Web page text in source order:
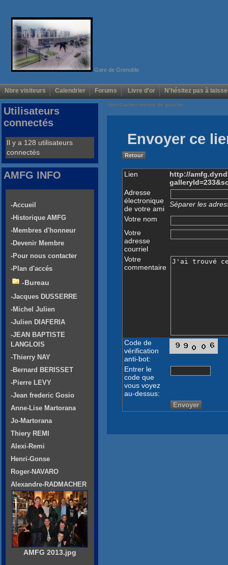
Gare de Grenoble
Nbre visiteurs Calendrier Forums Livre d'or N'hésitez pas à
Voir/Cacher menus de gauche
Envoyer ce
Retour
Lien
http://
Adresse
électronique
de votre ami
Séparer les
Votre nom
Votre
adresse
courriel
Votre
commentaire
Code de
vérification
anti-bot:
Entrer le
code que
vous voyez
au-dessus:
Utilisateurs
connectés
Il y a 128 utilisateurs
connectés
AMFG INFO
-Accueil
-Historique AMFG
-Membres d'honneur
-Devenir Membre
-Pour nous contacter
-Plan d'accés
-Bureau
-Jacques DUSSERRE
-Michel Julien
-Julien DIAFERIA
-JEAN BAPTISTE
LANGLOIS
-Thierry NAY
-Bernard BERISSET
-Pierre LEVY
-Jean frederic Gosio
Anne-Lise Martorana
Jo-Martorana
Thiery REMI
Alexi-Remi
Henri-Gonse
Roger-NAVARO
Alexandre-RADMACHER
AMFG 2013.jpg